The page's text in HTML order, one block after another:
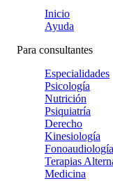
Inicio
Ayuda
Para consultantes
Especialidades
Psicología
Nutrición
Psiquiatría
Derecho
Kinesiología
Fonoaudiología
Terapias
Medicina